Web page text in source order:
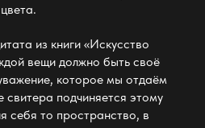
из книги «Искусство
вещи должно быть своё
которое мы отдаём
подчиняется этому
себя то пространство, в